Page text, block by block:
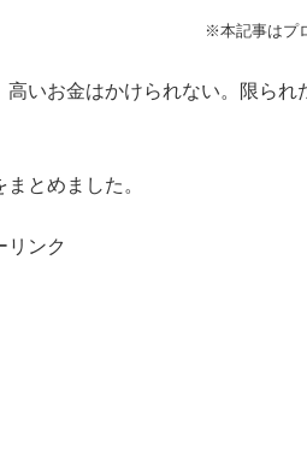
※本記事はプ
いお金はかけられない。限られ
とめました。
リンク